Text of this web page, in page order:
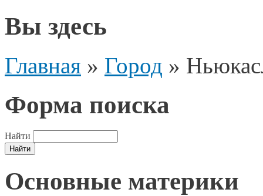
Вы здесь
Главная » Город »
Форма поиска
Найти
Основные материки